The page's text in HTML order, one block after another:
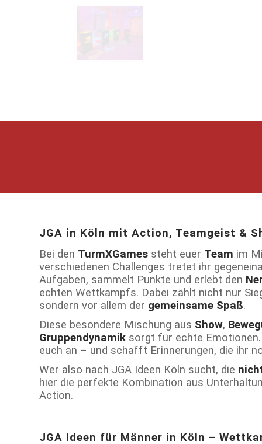
JGA in Köln mit Action, Teamgeist &
Bei den TurmXGames steht euer Team im
verschiedenen Challenges tretet ihr
Aufgaben, sammelt Punkte und erlebt den
echten Wettkampfs. Dabei zählt nicht nur
sondern vor allem der gemeinsame Spaß.
Diese besondere Mischung aus Show,
Gruppendynamik sorgt für echte
euch an – und schafft Erinnerungen, die ihr
Wer also nach JGA Ideen Köln sucht, die
hier die perfekte Kombination aus
Action.
JGA Ideen für Männer in Köln –